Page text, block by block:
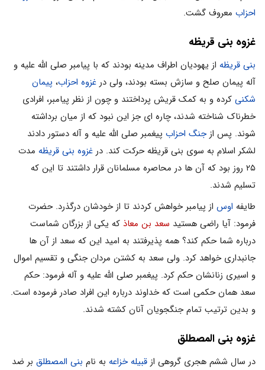
احزاب معروف گشت.
غزوه بنی قریظه
بنی قریظه از یهودیان اطراف مدینه بودند که با پیامبر صلی الله علیه و
آله پیمان صلح و سازش بسته بودند، ولی در غزوه احزاب، پیمان
شکنی کرده و به کمک قریش پرداختند و چون از نظر پیامبر، افرادی
خطرناک شناخته شدند، چاره ای جز این نبود که از میان برداشته
شوند. پس ازجنگ احزاب پیغمبر صلی الله علیه و آله دستور دادند
لشکر اسلام به سوی بنی قریظه حرکت کند. در غزوه بنی قریظه مدت
۲۵ روز بود که آن ها در محاصره مسلمانان قرار داشتند تا این که
تسلیم شدند.
طایفه اوس از پیامبر خواهش کردند تا از خودشان درگذرد. حضرت
فرمود: آیا راضی هستید سعد بن معاذ که یکی از بزرگان شماست
درباره شما حکم کند؟ همه پذیرفتند به امید این که سعد از آن ها
جانبداری خواهد کرد. ولی سعد به کشتن مردان جنگی و تقسیم اموال
و اسیری زنانشان حکم کرد. پیغمبر صلی الله علیه و آله فرمود: حکم
سعد همان حکمی است که خداوند درباره این افراد صادر فرموده است.
و بدین ترتیب تمام جنگجویان آنان کشته شدند.
غزوه بنی المصطلق
در سال ششم هجری گروهی از قبیله خزاعه به نام بنی المصطلق بر ضد